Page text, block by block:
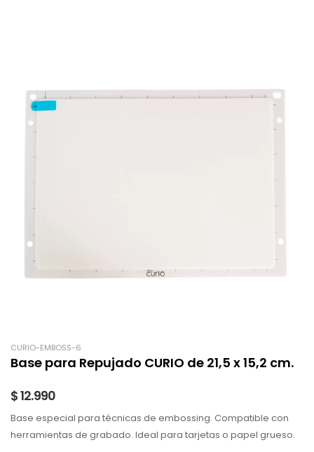
CURIO-EMBOSS-6
Base para Repujado CURIO de 21,5 x 15,2 cm.
$ 12.990
Base especial para técnicas de embossing. Compatible con
herramientas de grabado. Ideal para tarjetas o papel grueso.